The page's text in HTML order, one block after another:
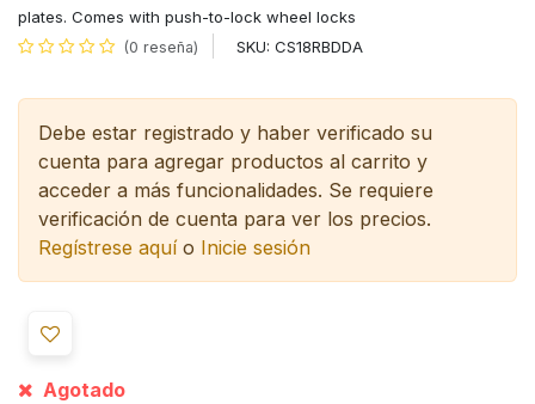
plates. Comes with push-to-lock wheel locks
(0 reseña) SKU: CS18RBDDA
Debe estar registrado y haber verificado su
cuenta para agregar productos al carrito y
acceder a más funcionalidades. Se requiere
verificación de cuenta para ver los precios.
Regístrese aquío Inicie sesión
Agotado